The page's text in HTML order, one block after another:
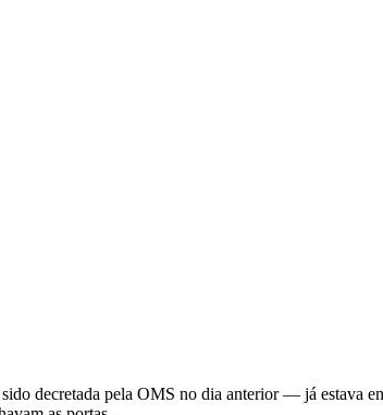
decretada pela OMS no dia anterior — já estava